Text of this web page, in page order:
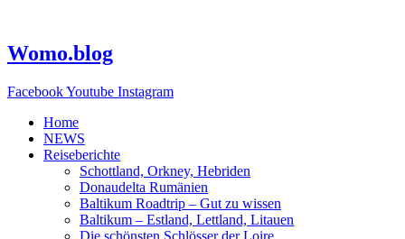
springen
Womo.blog
FacebookYoutube Instagram
Home
NEWS
Reiseberichte
Schottland, Orkney, Hebriden
Donaudelta Rumänien
Baltikum Roadtrip – Gut zu wissen
Baltikum – Estland, Lettland, Litauen
Die schönsten Schlösser der Loire